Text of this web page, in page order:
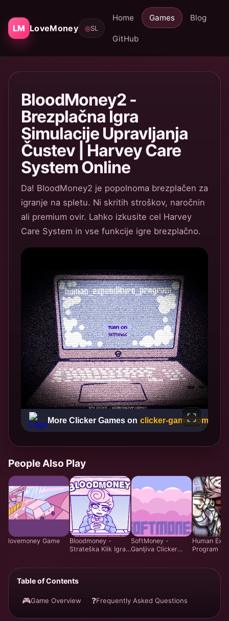
LM LoveMoney
Home Games Blog
GitHub
◎SL
BloodMoney2 -
Brezplačna Igra
Simulacije Upravljanja
Čustev | Harvey Care
System Online
Da! BloodMoney2 je popolnoma brezplačen za
igranje na spletu. Ni skritih stroškov, naročnin
ali premium ovir. Lahko izkusite cel Harvey
Care System in vse funkcije igre brezplačno.
People Also Play
lovemoney Game
Bloodmoney -
Strateška Klik Igra -
SoftMoney -
Ganljiva Clicker
Human
Program -
Brezplačno
Table of Contents
🎮Game Overview ❓Frequently Asked Questions